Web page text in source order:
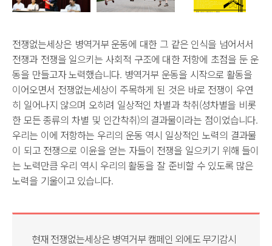
전쟁없는세상은 병역거부 운동에 대한 그 같은 인식을 넘어서서
전쟁과 전쟁을 일으키는 사회적 구조에 대한 저항에 초점을 둔 운
동을 만들고자 노력했습니다. 병역거부 운동을 시작으로 활동을
이어오면서 전쟁없는세상이 주목하게 된 것은 바로 전쟁이 우연
히 일어나지 않으며 오히려 일상적인 차별과 착취(성차별을 비롯
한 모든 종류의 차별 및 인간착취)의 결과물이라는 점이었습니다.
우리는 이에 저항하는 우리의 운동 역시 일상적인 노력의 결과물
이 되고 전쟁으로 이윤을 얻는 자들이 전쟁을 일으키기 위해 들이
는 노력만큼 우리 역시 우리의 활동을 잘 준비할 수 있도록 많은
노력을 기울이고 있습니다.
현재 전쟁없는세상은 병역거부 캠페인 외에도 무기감시